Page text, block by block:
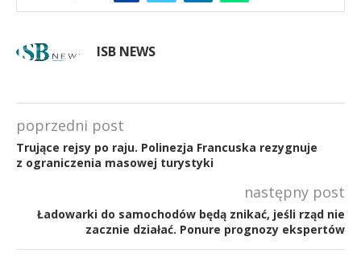
ISB NEWS
poprzedni post
Trujące rejsy po raju. Polinezja Francuska rezygnuje
z ograniczenia masowej turystyki
następny post
Ładowarki do samochodów będą znikać, jeśli rząd nie
zacznie działać. Ponure prognozy ekspertów